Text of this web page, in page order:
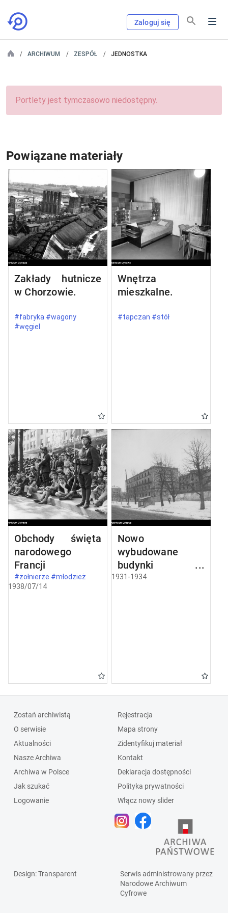
Zaloguj się
ARCHIWUM ZESPÓŁ JEDNOSTKA
Portlety jest tymczasowo niedostępny.
Powiązane materiały
Zakłady hutnicze
w Chorzowie.
#fabryka #wagony
#węgiel
Wnętrza
mieszkalne.
#tapczan #stół
Obchody święta
narodowego
Francji
#żołnierze #młodzież
1938/07/14
Nowo
wybudowane
budynki w
Częstochowie
1931-1934
Zostań archiwistą
O serwisie
Aktualności
Nasze Archiwa
Archiwa w Polsce
Jak szukać
Logowanie
Rejestracja
Mapa strony
Zidentyfikuj materiał
Kontakt
Deklaracja dostępności
Polityka prywatności
Włącz nowy slider
Design: Transparent
Serwis administrowany przez
Narodowe Archiwum
Cyfrowe